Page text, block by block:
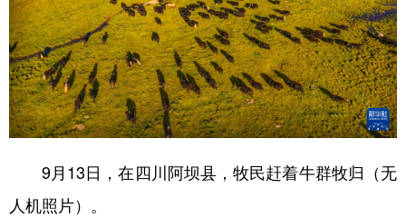
访谈 视频 图片 政务
法律 中央文件 金融 汽车
食品 人居 信息化 数字经济
学术中国 乡村振兴 银龄 溯源中国
彩票
9月13日，在四川阿坝县，牧民赶着牛群牧归（无
人机照片）。